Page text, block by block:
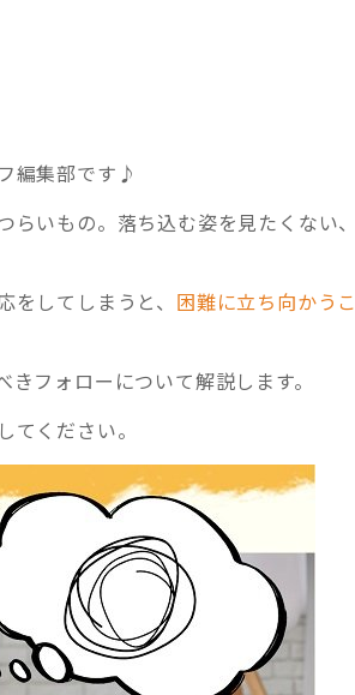
編集部です♪
いもの。落ち込む姿を見たくない、
してしまうと、 困難に立ち向かうこ
フォローについて解説します。
ください。